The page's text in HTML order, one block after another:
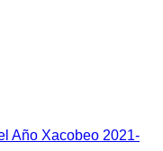
Año Xacobeo 2021-